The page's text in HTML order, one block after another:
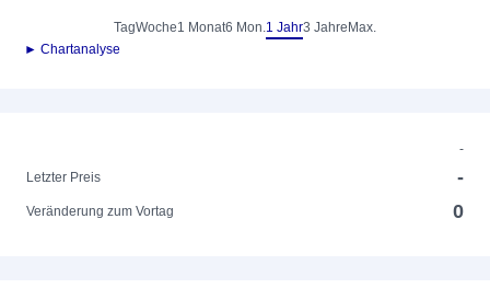
TagWoche1 Monat6 Mon.1 Jahr3 Jahre Max.
► Chartanalyse
-
Letzter Preis
-
Veränderung zum Vortag 0